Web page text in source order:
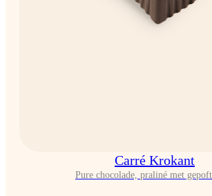
Carré Krokant
Pure chocolade, praliné met